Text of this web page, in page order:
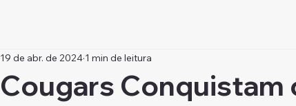
Cougars Conquistam
19 de abr. de 2024 1 min de leitura